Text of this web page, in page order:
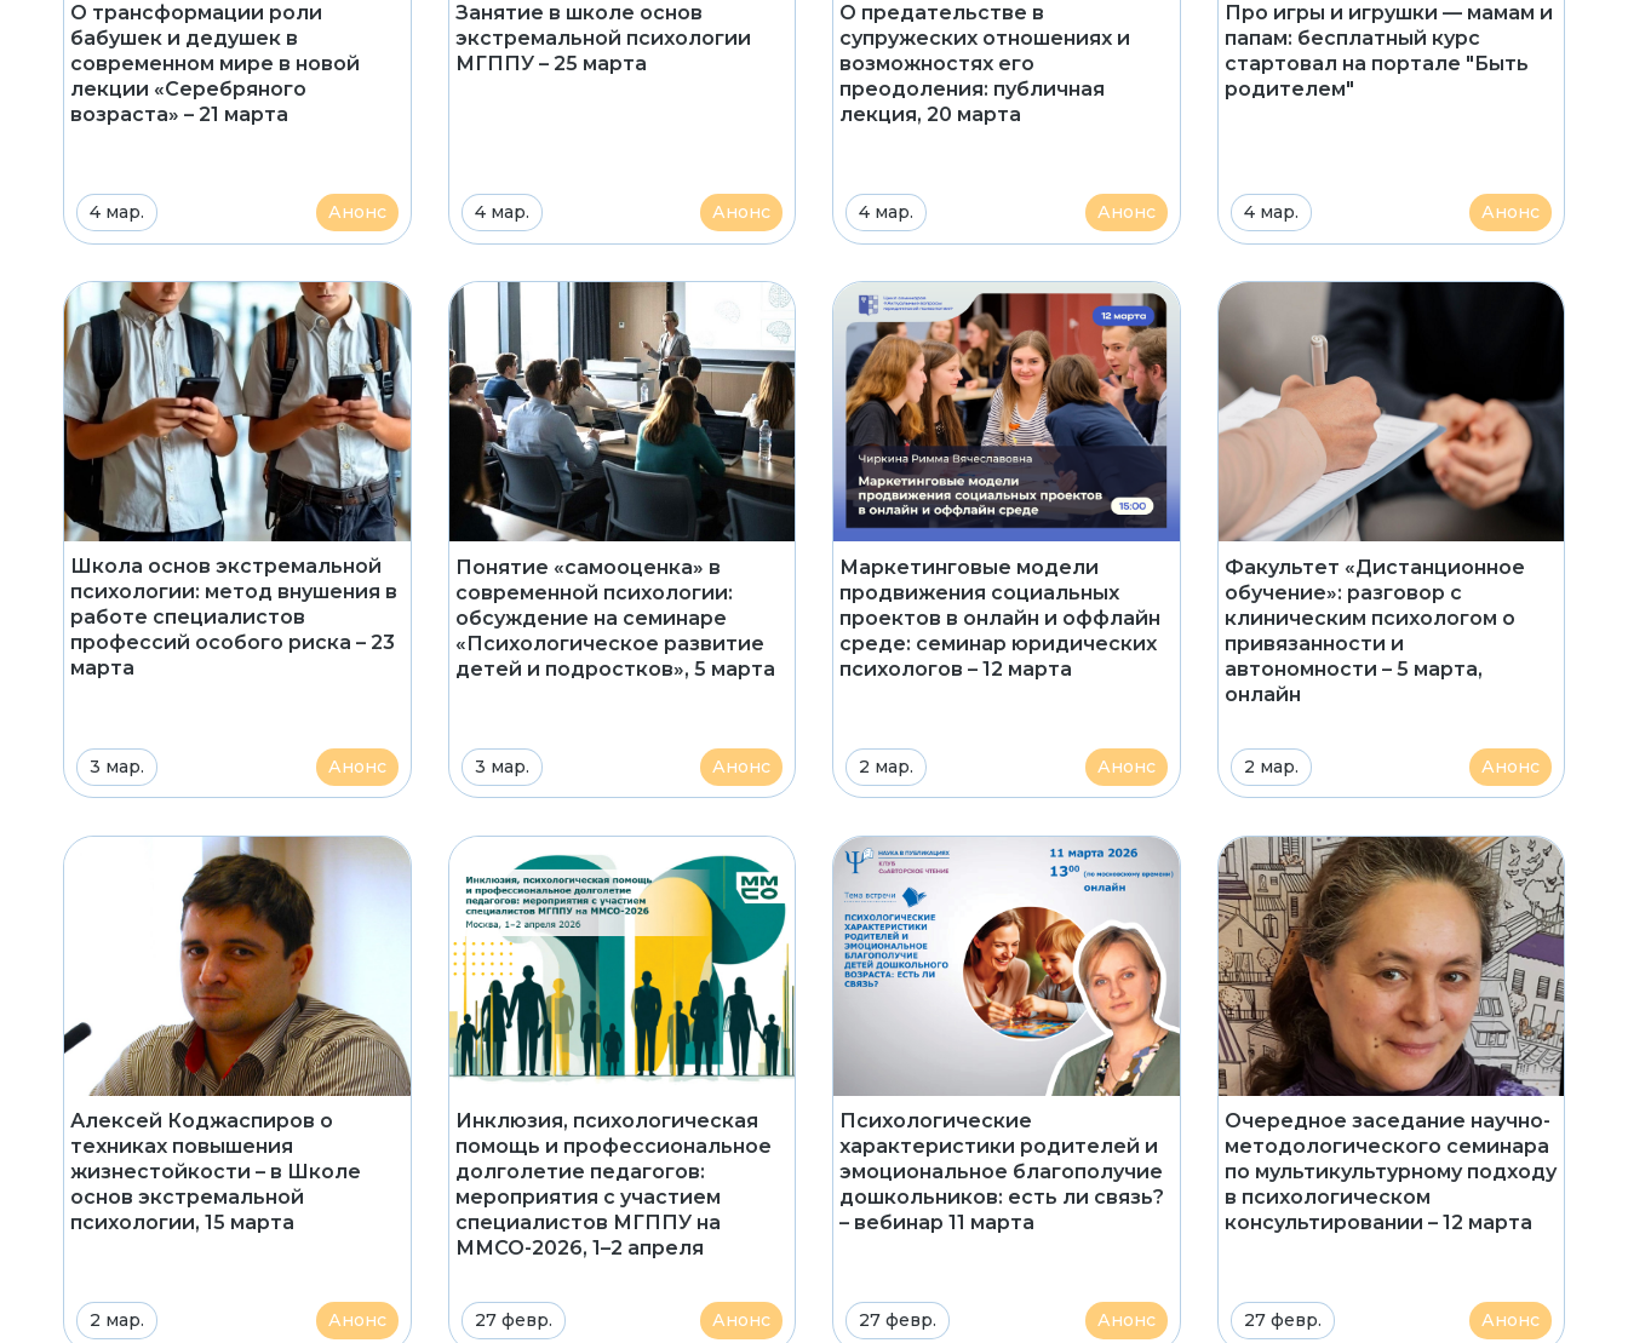
О трансформации роли
бабушек и дедушек в
современном мире в новой
лекции «Серебряного
возраста» – 21 марта
4 мар. Анонс
Занятие в школе основ
экстремальной психологии
МГППУ – 25 марта
4 мар. Анонс
О предательстве в
супружеских отношениях и
возможностях его
преодоления: публичная
лекция, 20 марта
4 мар. Анонс
Про игры и игрушки — мамам и
папам: бесплатный курс
стартовал на портале "Быть
родителем"
4 мар. Анонс
Школа основ экстремальной
психологии: метод внушения в
работе специалистов
профессий особого риска – 23
марта
3 мар. Анонс
Понятие «самооценка» в
современной психологии:
обсуждение на семинаре
«Психологическое развитие
детей и подростков», 5 марта
3 мар. Анонс
Маркетинговые модели
продвижения социальных
проектов в онлайн и оффлайн
среде: семинар юридических
психологов – 12 марта
2 мар. Анонс
Факультет «Дистанционное
обучение»: разговор с
клиническим психологом о
привязанности и
автономности – 5 марта,
онлайн
2 мар. Анонс
Алексей Коджаспиров о
техниках повышения
жизнестойкости – в Школе
основ экстремальной
психологии, 15 марта
2 мар. Анонс
Инклюзия, психологическая
помощь и профессиональное
долголетие педагогов:
мероприятия с участием
специалистов МГППУ на
ММСО-2026, 1–2 апреля
27 февр. Анонс
Психологические
характеристики родителей и
эмоциональное благополучие
дошкольников: есть ли связь?
– вебинар 11 марта
27 февр. Анонс
Очередное заседание научно-
методологического семинара
по мультикультурному подходу
в психологическом
консультировании – 12 марта
27 февр. Анонс